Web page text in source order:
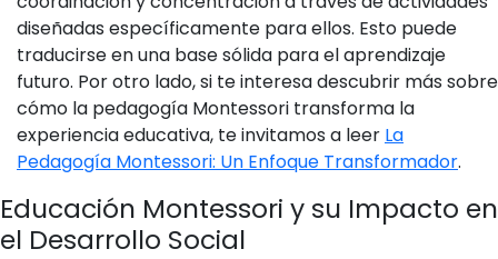
diseñadas específicamente para ellos. Esto puede
traducirse en una base sólida para el aprendizaje
futuro. Por otro lado, si te interesa descubrir más sobre
cómo la pedagogía Montessori transforma la
experiencia educativa, te invitamos a leer La
Pedagogía Montessori: Un Enfoque Transformador.
Educación Montessori y su Impacto en
el Desarrollo Social